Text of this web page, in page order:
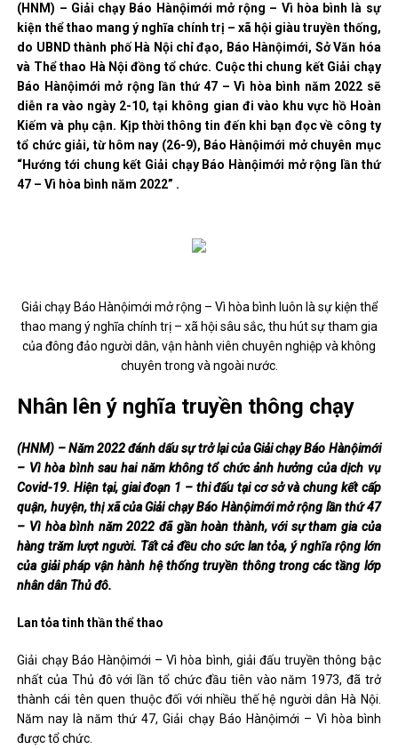
(HNM) – Giải chạy Báo Hànộimới mở rộng – Vì hòa bình là sự
kiện thể thao mang ý nghĩa chính trị – xã hội giàu truyền thống,
do UBND thành phố Hà Nội chỉ đạo, Báo Hànộimới, Sở Văn hóa
và Thể thao Hà Nội đồng tổ chức. Cuộc thi chung kết Giải chạy
Báo Hànộimới mở rộng lần thứ 47 – Vì hòa bình năm 2022 sẽ
diễn ra vào ngày 2-10, tại không gian đi vào khu vực hồ Hoàn
Kiếm và phụ cận. Kịp thời thông tin đến khi bạn đọc về công ty
tổ chức giải, từ hôm nay (26-9), Báo Hànộimới mở chuyên mục
“Hướng tới chung kết Giải chạy Báo Hànộimới mở rộng lần thứ
47 – Vì hòa bình năm 2022” .
Giải chạy Báo Hànộimới mở rộng – Vì hòa bình luôn là sự kiện thể
thao mang ý nghĩa chính trị – xã hội sâu sắc, thu hút sự tham gia
của đông đảo người dân, vận hành viên chuyên nghiệp và không
chuyên trong và ngoài nước.
Nhân lên ý nghĩa truyền thông chạy
(HNM) – Năm 2022 đánh dấu sự trở lại của Giải chạy Báo Hànộimới
– Vì hòa bình sau hai năm không tổ chức ảnh hưởng của dịch vụ
Covid-19. Hiện tại, giai đoạn 1 – thi đấu tại cơ sở và chung kết cấp
quận, huyện, thị xã của Giải chạy Báo Hànộimới mở rộng lần thứ 47
– Vì hòa bình năm 2022 đã gần hoàn thành, với sự tham gia của
hàng trăm lượt người. Tất cả đều cho sức lan tỏa, ý nghĩa rộng lớn
của giải pháp vận hành hệ thống truyền thông trong các tầng lớp
nhân dân Thủ đô.
Lan tỏa tinh thần thể thao
Giải chạy Báo Hànộimới – Vì hòa bình, giải đấu truyền thông bậc
nhất của Thủ đô với lần tổ chức đầu tiên vào năm 1973, đã trở
thành cái tên quen thuộc đối với nhiều thế hệ người dân Hà Nội.
Năm nay là năm thứ 47, Giải chạy Báo Hànộimới – Vì hòa bình
được tổ chức.